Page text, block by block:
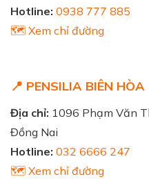
Hotline: 0938 777 885
🗺️ Xem chỉ đường
📍 PENSILIA BIÊN HÒA
Địa chỉ: 1096 Phạm Văn
Đồng Nai
Hotline: 032 6666 247
🗺️ Xem chỉ đường